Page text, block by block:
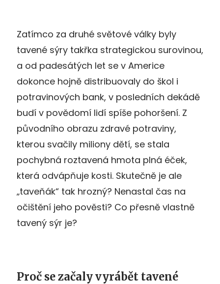
Zatímco za druhé světové války byly
tavené sýry takřka strategickou surovinou,
a od padesátých let se v Americe
dokonce hojně distribuovaly do škol i
potravinových bank, v posledních dekádě
budí v povědomí lidí spíše pohoršení. Z
původního obrazu zdravé potraviny,
kterou svačily miliony dětí, se stala
pochybná roztavená hmota plná éček,
která odvápňuje kosti. Skutečně je ale
„taveňák“ tak hrozný? Nenastal čas na
očištění jeho pověsti? Co přesně vlastně
tavený sýr je?
Proč se začaly vyrábět tavené